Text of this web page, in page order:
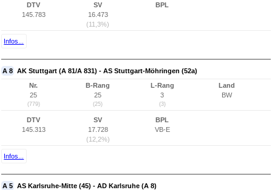
DTV
145.783
SV
16.473
(11,3%)
BPL
Infos...
A 8 AK Stuttgart (A 81/A 831) - AS Stuttgart-Möhringen (52a)
Nr.
25
(779)
B-Rang
25
(25)
L-Rang
3
(3)
Land
BW
DTV
145.313
SV
17.728
(12,2%)
BPL
VB-E
Infos...
A 5 AS Karlsruhe-Mitte (45) - AD Karlsruhe (A 8)